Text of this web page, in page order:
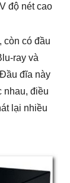
độ nét cao
còn có đầu
ray và
đĩa này
nhau, điều
lại nhiều